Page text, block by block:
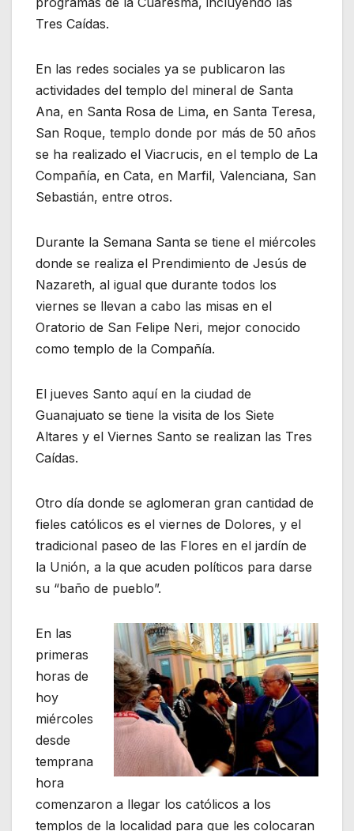
Tres Caídas.
En las redes sociales ya se publicaron las
actividades del templo del mineral de Santa
Ana, en Santa Rosa de Lima, en Santa Teresa,
San Roque, templo donde por más de 50 años
se ha realizado el Viacrucis, en el templo de La
Compañía, en Cata, en Marfil, Valenciana, San
Sebastián, entre otros.
Durante la Semana Santa se tiene el miércoles
donde se realiza el Prendimiento de Jesús de
Nazareth, al igual que durante todos los
viernes se llevan a cabo las misas en el
Oratorio de San Felipe Neri, mejor conocido
como templo de la Compañía.
El jueves Santo aquí en la ciudad de
Guanajuato se tiene la visita de los Siete
Altares y el Viernes Santo se realizan las Tres
Caídas.
Otro día donde se aglomeran gran cantidad de
fieles católicos es el viernes de Dolores, y el
tradicional paseo de las Flores en el jardín de
la Unión, a la que acuden políticos para darse
su “baño de pueblo”.
En las
primeras
horas de
hoy
miércoles
desde
temprana
hora
comenzaron a llegar los católicos a los
templos de la localidad para que les colocaran